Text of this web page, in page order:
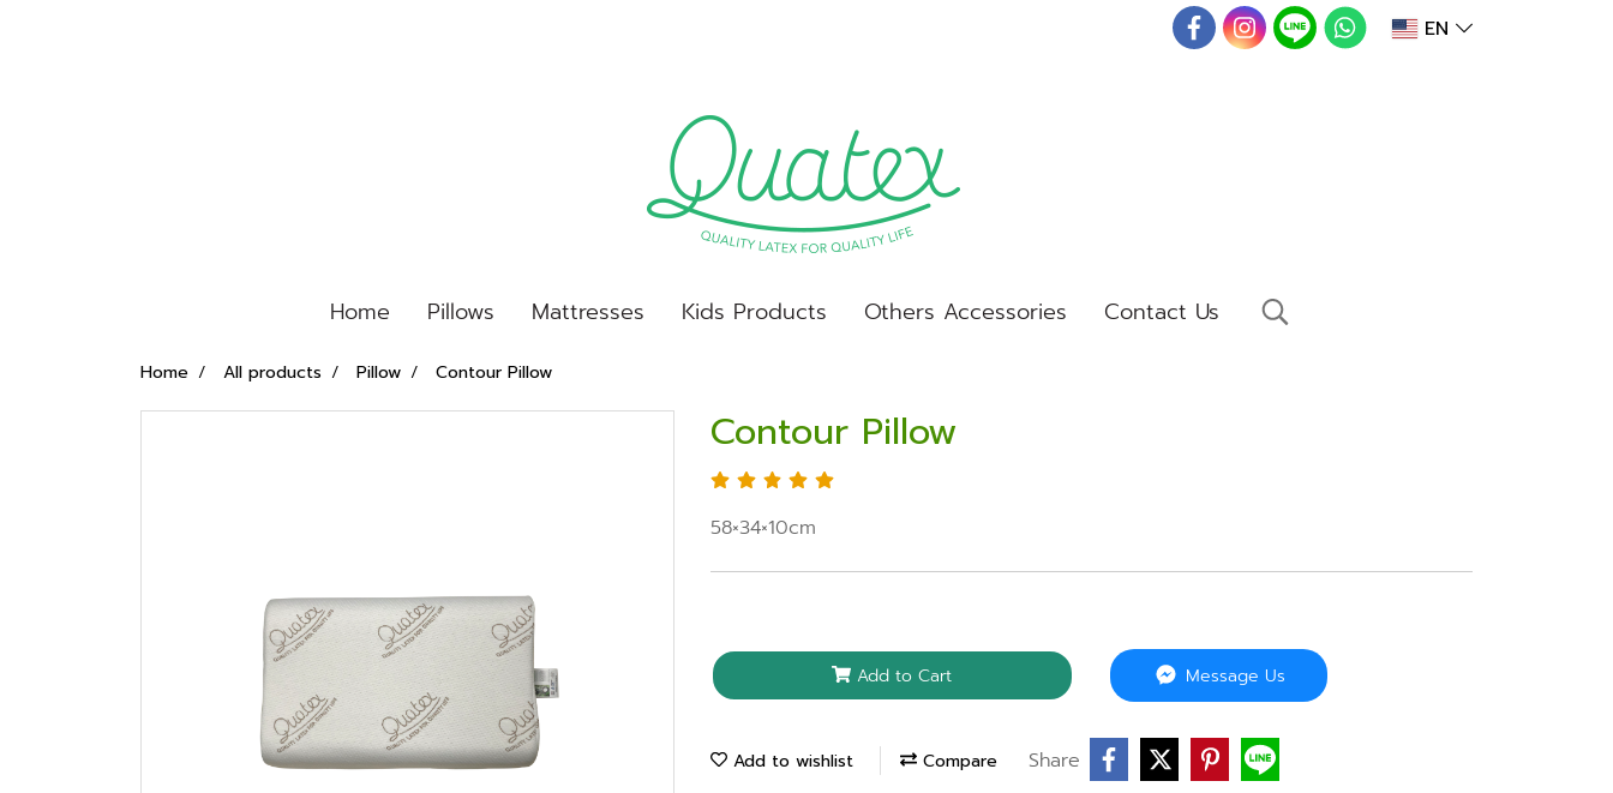
EN
Home Pillows Mattresses Kids Products Others Accessories Contact Us
Home All products Pillow Contour Pillow
Contour Pillow
58×34×10cm
Add to Cart Message Us
Add to wishlist Compare Share